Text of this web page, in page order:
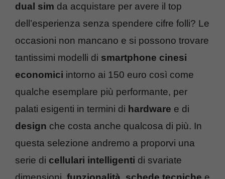
dual sim da acquistare per avere il top
dell’esperienza senza spendere cifre folli? Le
occasioni non mancano e si possono trovare
tantissimi modelli di smartphone cinesi
economici intorno ai 150 euro così come
qualche esemplare più performante, per
palati esigenti in termini di hardware e di
design che costa anche qualcosa di più. In
questa selezione andremo a proporvi una
serie di cellulari intelligenti di svariate